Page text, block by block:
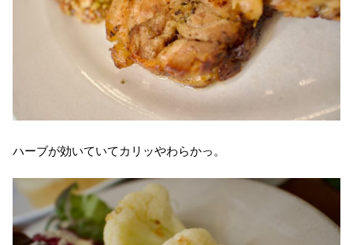
ハーブが効いていてカリッやわらかっ。